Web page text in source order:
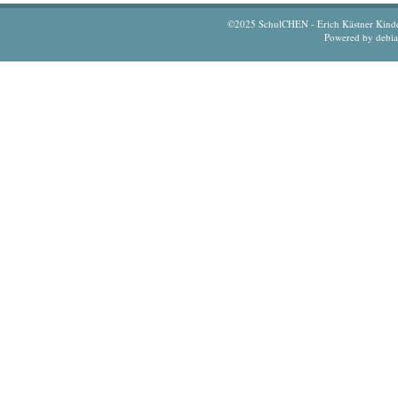
©2025 SchulCHEN - Erich Kästner
Powered by